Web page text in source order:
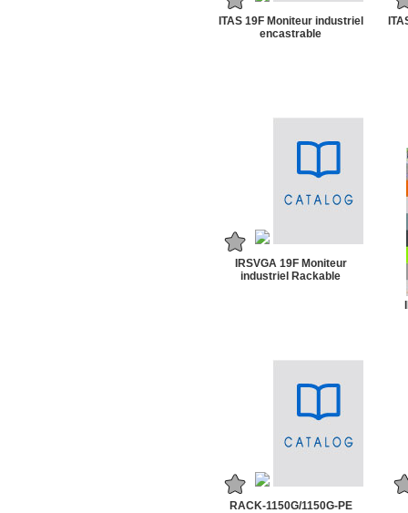
ITAS 19F Moniteur industriel
encastrable
IRSVGA 19F Moniteur
industriel Rackable
RACK-1150G/1150G-PE